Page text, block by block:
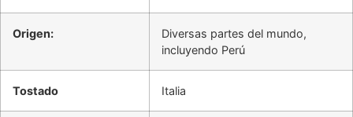
Origen:
Diversas partes del mundo,
incluyendo Perú
Tostado Italia